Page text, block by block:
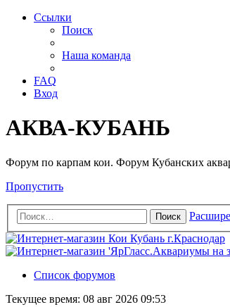
Ссылки
Поиск
Наша команда
FAQ
Вход
АКВА-КУБАНЬ
Форум по карпам кои. Форум Кубанских
Пропустить
Поиск
Список форумов
Текущее время: 08 авг 2026 09:53